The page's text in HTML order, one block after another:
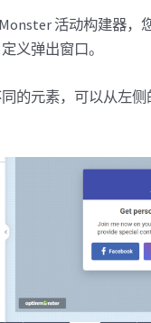
活动构建器，
义弹出窗口。
的元素，可以从左